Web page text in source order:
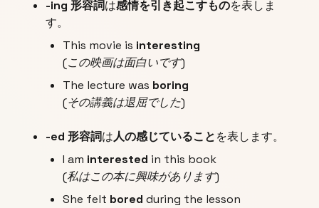
-ing 形容詞は感情を引き起こすものを表しま
す。
This movie is interesting
(この映画は面白いです)
The lecture was boring
(その講義は退屈でした)
-ed 形容詞は人の感じていることを表します。
I am interested in this book
(私はこの本に興味があります)
She felt bored during the lesson